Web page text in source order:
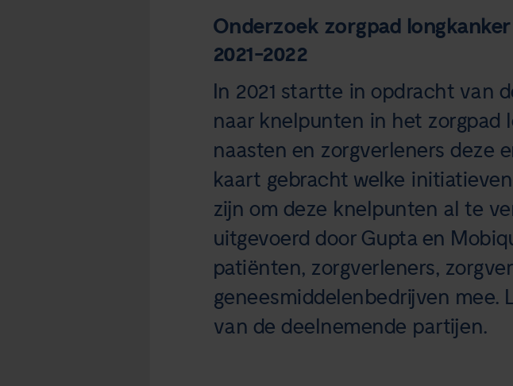
Onderzoek zorgpad
2021-2022
In 2021 startte in opdracht van
naar knelpunten in het zorgpad
naasten en zorgverleners deze
kaart gebracht welke
zijn om deze knelpunten al te
uitgevoerd door Gupta en
patiënten, zorgverleners,
geneesmiddelenbedrijven mee.
van de deelnemende partijen.